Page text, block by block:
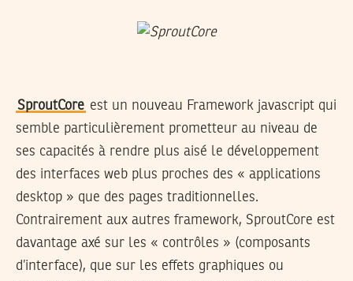
SproutCore est un nouveau Framework javascript qui
semble particulièrement prometteur au niveau de
ses capacités à rendre plus aisé le développement
des interfaces web plus proches des « applications
desktop » que des pages traditionnelles.
Contrairement aux autres framework, SproutCore est
davantage axé sur les « contrôles » (composants
d’interface), que sur les effets graphiques ou